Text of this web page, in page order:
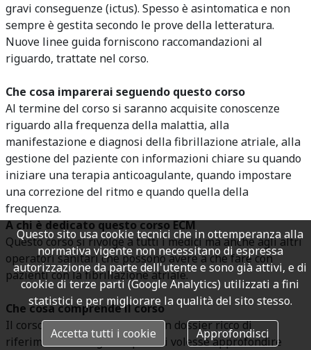
gravi conseguenze (ictus). Spesso è asintomatica e non
sempre è gestita secondo le prove della letteratura.
Nuove linee guida forniscono raccomandazioni al
riguardo, trattate nel corso.
Che cosa imparerai seguendo questo corso
Al termine del corso si saranno acquisite conoscenze
riguardo alla frequenza della malattia, alla
manifestazione e diagnosi della fibrillazione atriale, alla
gestione del paziente con informazioni chiare su quando
iniziare una terapia anticoagulante, quando impostare
una correzione del ritmo e quando quella della
frequenza.
A chi è dedicato questo corso ECM
Questo corso si rivolge a tutti i medici ma anche agli altri
operatori sanitari che possono avere a che fare con
pazienti con la fibrillazione atriale.
Che cosa comprende il corso
Il corso FAD ECM comprende un dossier ricco di
riferimenti bibliografici per chi volesse approfondire
Questo sito usa cookie tecnici che in ottemperanza alla
normativa vigente non necessitano di espressa
autorizzazione da parte dell'utente e sono già attivi, e di
cookie di terze parti (Google Analytics) utilizzati a fini
statistici e per migliorare la qualità del sito stesso.
Accetta tutti i cookie Approfondisci